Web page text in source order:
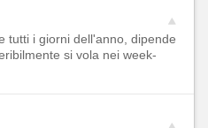
tutti i giorni dell'anno, dipende
si vola nei week-